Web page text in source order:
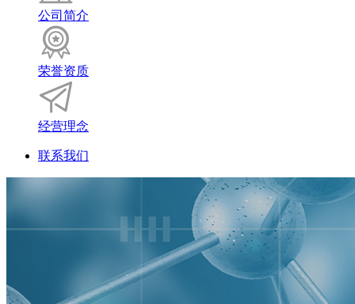
公司简介
荣誉资质
经营理念
联系我们